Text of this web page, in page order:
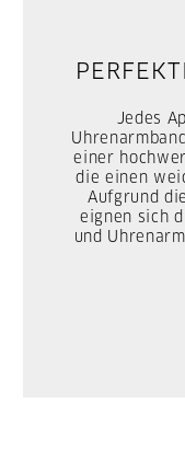
Jedes
einer
die einen
Aufgrund
eignen sich
und